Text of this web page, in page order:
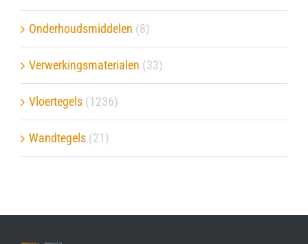
Onderhoudsmiddelen (8)
Verwerkingsmaterialen (33)
Vloertegels (1236)
Wandtegels (21)